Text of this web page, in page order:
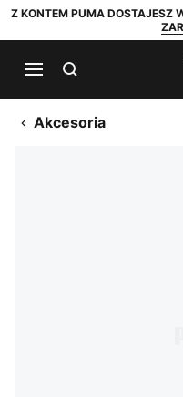
Z KONTEM PUMA DOSTAJESZ
Akcesoria